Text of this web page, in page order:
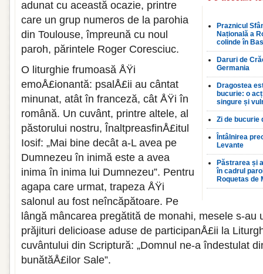
Praznicul
Națională a
colinde în
Daruri de
Germania
Dragostea
bucurie: o
singure și
Zi de bucurie
Întâlnirea
Levante
Păstrarea și
în cadrul
Roquetas de
adunat cu această ocazie, printre
care un grup numeros de la parohia
din Toulouse, împreună cu noul
paroh, părintele Roger Coresciuc.
O liturghie frumoasă ÅŸi
emoÅ£ionantă: psalÅ£ii au cântat
minunat, atât în franceză, cât ÅŸi în
română. Un cuvânt, printre altele, al
păstorului nostru, ÎnaltpreasfinÅ£itul
Iosif: „Mai bine decât a-L avea pe
Dumnezeu în inimă este a avea
inima în inima lui Dumnezeu”. Pentru
agapa care urmat, trapeza ÅŸi
salonul au fost neîncăpătoare. Pe
lângă mâncarea pregătită de monahi, mesele s-au
prăjituri delicioase aduse de participanÅ£ii la
cuvântului din Scriptură: „Domnul ne-a îndestulat
bunătăÅ£ilor Sale”.